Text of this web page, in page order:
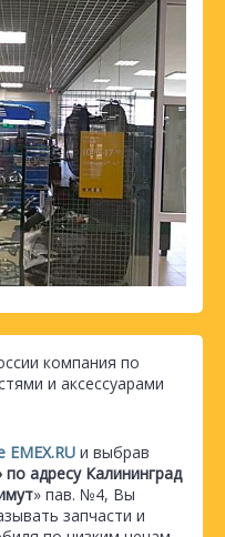
компания по
и аксессуарами
и выбрав
по адресу Калининград
» пав. №4, Вы
запчасти и